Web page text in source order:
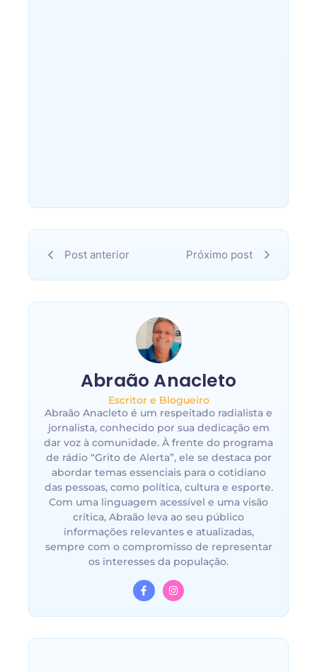
Post anterior Próximo post
Abraão Anacleto
Escritor e Blogueiro
Abraão Anacleto é um respeitado radialista e
jornalista, conhecido por sua dedicação em
dar voz à comunidade. À frente do programa
de rádio “Grito de Alerta”, ele se destaca por
abordar temas essenciais para o cotidiano
das pessoas, como política, cultura e esporte.
Com uma linguagem acessível e uma visão
crítica, Abraão leva ao seu público
informações relevantes e atualizadas,
sempre com o compromisso de representar
os interesses da população.